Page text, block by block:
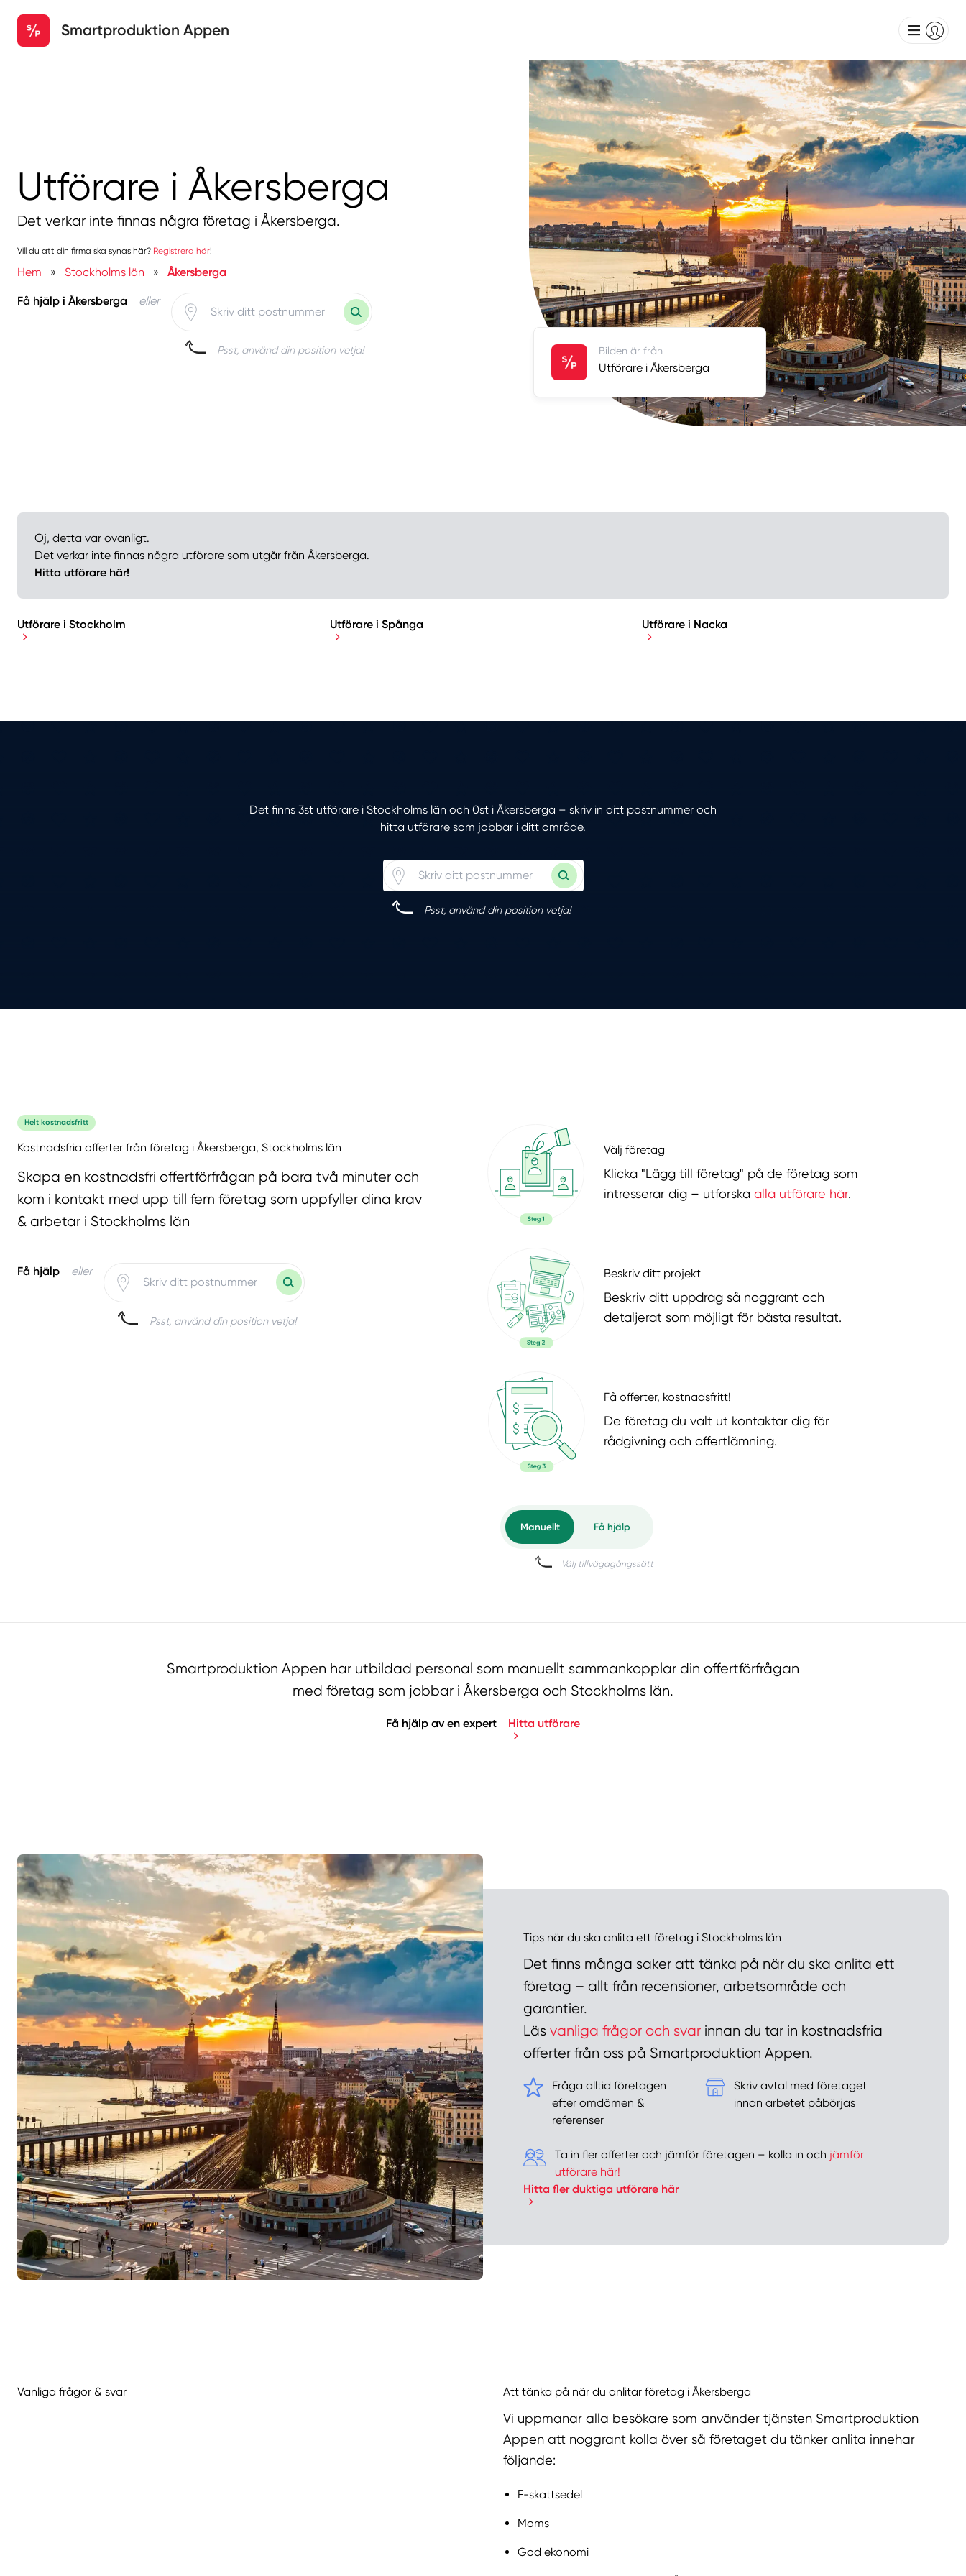
Smartproduktion Appen
Utförare i Åkersberga
Det verkar inte finnas några företag i Åkersberga.
Vill du att din firma ska synas här? Registrera här!
Hem » Stockholms län » Åkersberga
Få hjälp i Åkersberga eller
Psst, använd din position vetja! Bilden är från
Utförare i Åkersberga
Oj, detta var ovanligt.
Det verkar inte finnas några utförare som utgår från Åkersberga.
Hitta utförare här!
Utförare i Stockholm Utförare i Spånga Utförare i Nacka
Det finns 3st utförare i Stockholms län och 0st i Åkersberga – skriv in ditt postnummer och
hitta utförare som jobbar i ditt område.
Psst, använd din position vetja!
Helt kostnadsfritt
Kostnadsfria offerter från företag i Åkersberga, Stockholms län
Skapa en kostnadsfri offertförfrågan på bara två minuter och
kom i kontakt med upp till fem företag som uppfyller dina krav
& arbetar i Stockholms län
Få hjälp eller
Psst, använd din position vetja!
Välj företag
Klicka "Lägg till företag" på de företag som
intresserar dig – utforska alla utförare här.
Beskriv ditt projekt
Beskriv ditt uppdrag så noggrant och
detaljerat som möjligt för bästa resultat.
Få offerter, kostnadsfritt!
De företag du valt ut kontaktar dig för
rådgivning och offertlämning.
Smartproduktion Appen har utbildad personal som manuellt sammankopplar din offertförfrågan
med företag som jobbar i Åkersberga och Stockholms län.
Få hjälp av en expert Hitta utförare
Tips när du ska anlita ett företag i Stockholms län
Det finns många saker att tänka på när du ska anlita ett
företag – allt från recensioner, arbetsområde och
garantier.
Läs vanliga frågor och svar innan du tar in kostnadsfria
offerter från oss på Smartproduktion Appen.
Fråga alltid företagen
efter omdömen &
referenser
Skriv avtal med företaget
innan arbetet påbörjas
Ta in fler offerter och jämför företagen – kolla in och jämför
utförare här!
Hitta fler duktiga utförare här
Vanliga frågor & svar Att tänka på när du anlitar företag i Åkersberga
Vi uppmanar alla besökare som använder tjänsten Smartproduktion
Appen att noggrant kolla över så företaget du tänker anlita innehar
följande:
F-skattsedel
Moms
God ekonomi